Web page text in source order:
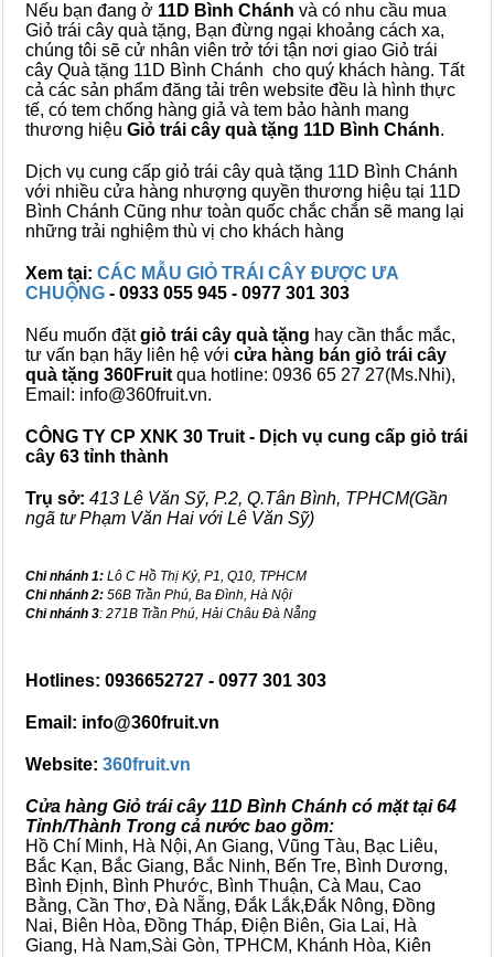
Nếu bạn đang ở 11D Bình Chánh và có nhu cầu mua
Giỏ trái cây quà tặng, Bạn đừng ngại khoảng cách xa,
chúng tôi sẽ cử nhân viên trở tới tận nơi giao Giỏ trái
cây Quà tặng 11D Bình Chánh cho quý khách hàng. Tất
cả các sản phẩm đăng tải trên website đều là hình thực
tế, có tem chống hàng giả và tem bảo hành mang
thương hiệu Giỏ trái cây quà tặng 11D Bình Chánh.
Dịch vụ cung cấp giỏ trái cây quà tặng 11D Bình Chánh
với nhiều cửa hàng nhượng quyền thương hiệu tại 11D
Bình Chánh Cũng như toàn quốc chắc chắn sẽ mang lại
những trải nghiệm thù vị cho khách hàng
Xem tại: CÁC MẪU GIỎ TRÁI CÂY ĐƯỢC ƯA
CHUỘNG - 0933 055 945 - 0977 301 303
Nếu muốn đặtgiỏ trái cây quà tặng hay cần thắc mắc,
tư vấn bạn hãy liên hệ với cửa hàng bán giỏ trái cây
quà tặng 360Fruit qua hotline: 0936 65 27 27(Ms.Nhi),
Email: info@360fruit.vn.
CÔNG TY CP XNK 30 Truit - Dịch vụ cung cấp giỏ trái
cây 63 tỉnh thành
Trụ sở: 413 Lê Văn Sỹ, P.2, Q.Tân Bình, TPHCM(Gần
ngã tư Phạm Văn Hai với Lê Văn Sỹ)
Chi nhánh 1: Lô C Hồ Thị Kỷ, P1, Q10, TPHCM
Chi nhánh 2: 56B Trần Phú, Ba Đình, Hà Nội
Chi nhánh 3: 271B Trần Phú, Hải Châu Đà Nẵng
Hotlines: 0936652727 - 0977 301 303
Email: info@360fruit.vn
Website: 360fruit.vn
Cửa hàng Giỏ trái cây 11D Bình Chánh có mặt tại 64
Tỉnh/Thành Trong cả nước bao gồm:
Hồ Chí Minh, Hà Nội, An Giang, Vũng Tàu, Bạc Liêu,
Bắc Kạn, Bắc Giang, Bắc Ninh, Bến Tre, Bình Dương,
Bình Định, Bình Phước, Bình Thuận, Cà Mau, Cao
Bằng, Cần Thơ, Đà Nẵng, Đắk Lắk,Đắk Nông, Đồng
Nai, Biên Hòa, Đồng Tháp, Điện Biên, Gia Lai, Hà
Giang, Hà Nam,Sài Gòn, TPHCM, Khánh Hòa, Kiên